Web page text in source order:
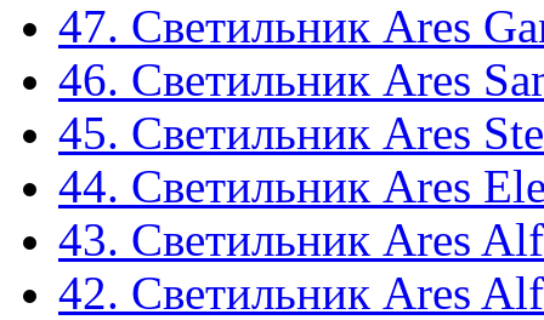
47. Светильник Ares
46. Светильник Ares
45. Светильник Ares
44. Светильник Ares
43. Светильник Ares
42. Светильник Ares